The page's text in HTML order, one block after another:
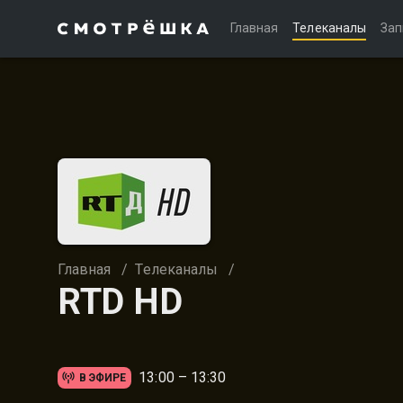
Главная Телеканалы
Главная / Телеканалы /
RTD HD
В ЭФИРЕ 13:00 – 13:30